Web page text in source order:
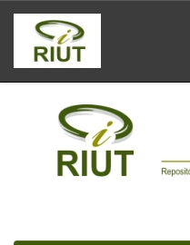
Skip
navigation